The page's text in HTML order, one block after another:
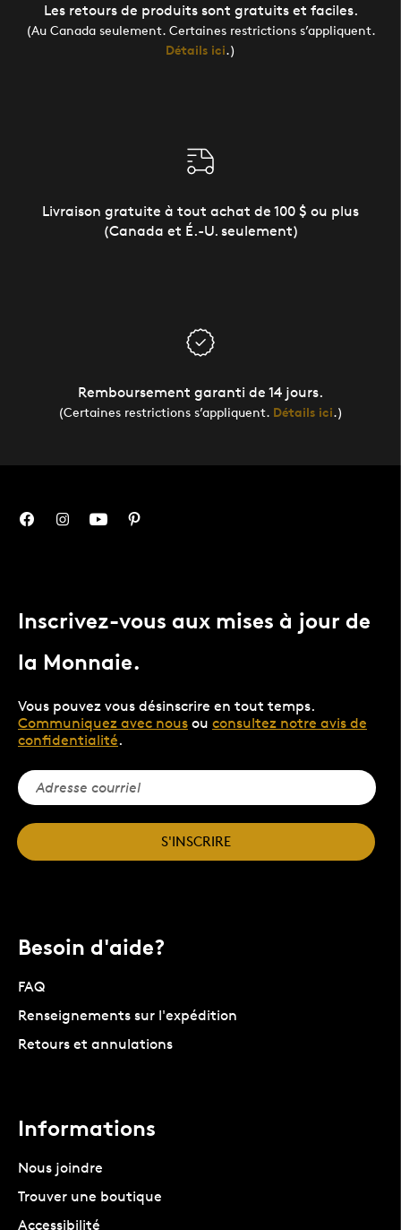
Les retours de produits sont gratuits et faciles.
(Au Canada seulement. Certaines restrictions s’appliquent.
Détails ici.)
Livraison gratuite à tout achat de 100 $ ou plus
(Canada et É.-U. seulement)
Remboursement garanti de 14 jours.
(Certaines restrictions s’appliquent. Détails ici.)
Inscrivez-vous aux mises à jour de
la Monnaie.
Vous pouvez vous désinscrire en tout temps.
Communiquez avec nous ou consultez notre avis de
confidentialité.
S'INSCRIRE
Besoin d'aide?
FAQ
Renseignements sur l'expédition
Retours et annulations
Informations
Nous joindre
Trouver une boutique
Accessibilité